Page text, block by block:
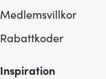
Medlemsvillkor
Rabattkoder
Inspiration